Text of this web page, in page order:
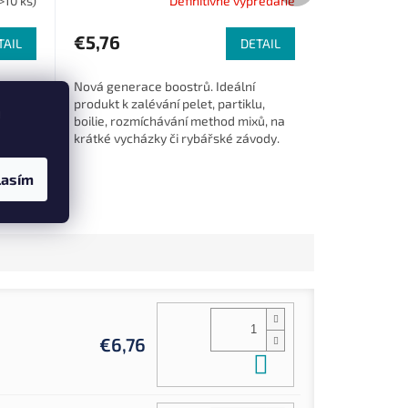
a
ø 20 mm 800 g
€5,76 DETAIL
Nová generace boostrů. Ideální
produkt k zalévání pelet, partiklu,
boilie, rozmíchávání method mixů, na
krátké vycházky či rybářské závody.
€6,76